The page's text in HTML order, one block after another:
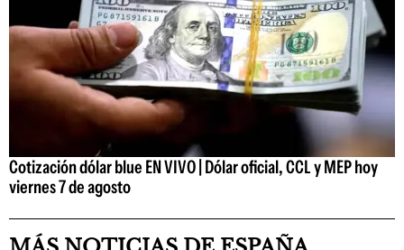
Cotización dólar blue EN VIVO | Dólar oficial, CCL y MEP hoy
viernes 7 de agosto